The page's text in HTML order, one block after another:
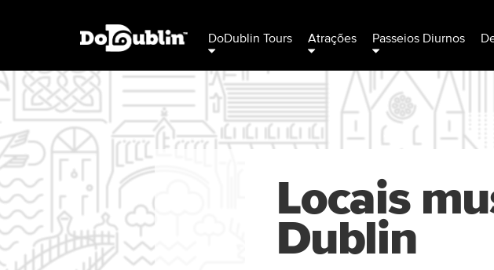
DoDublin Tours Atrações Passeios Diurnos
Locais
Dublin